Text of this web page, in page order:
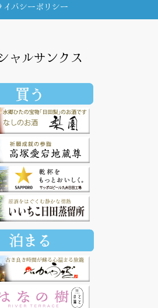
イバシーポリシー
ャルサンクス